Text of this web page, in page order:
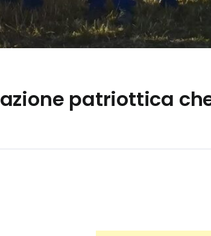
patriottica